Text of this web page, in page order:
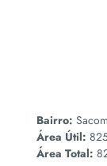
Bairro:
Área Útil:
Área Total: